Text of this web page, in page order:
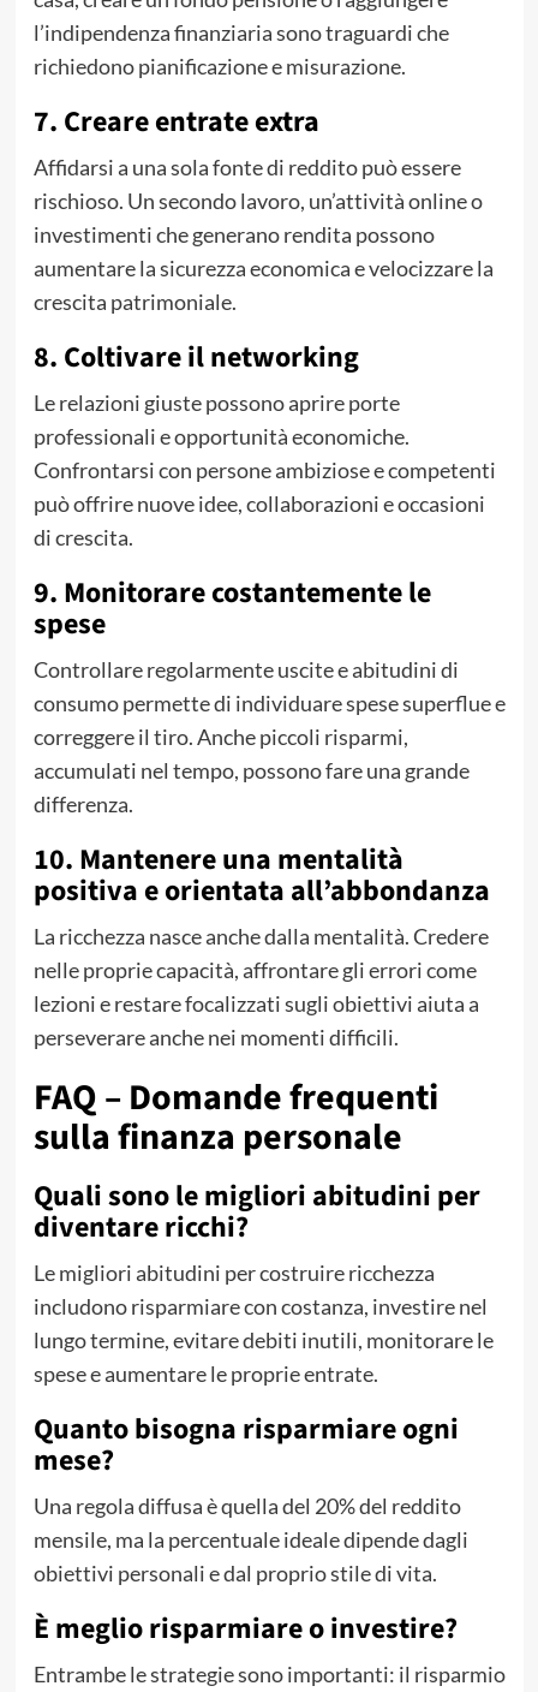
l’indipendenza finanziaria sono traguardi che
richiedono pianificazione e misurazione.
7. Creare entrate extra
Affidarsi a una sola fonte di reddito può essere
rischioso. Un secondo lavoro, un’attività online o
investimenti che generano rendita possono
aumentare la sicurezza economica e velocizzare la
crescita patrimoniale.
8. Coltivare il networking
Le relazioni giuste possono aprire porte
professionali e opportunità economiche.
Confrontarsi con persone ambiziose e competenti
può offrire nuove idee, collaborazioni e occasioni
di crescita.
9. Monitorare costantemente le
spese
Controllare regolarmente uscite e abitudini di
consumo permette di individuare spese superflue e
correggere il tiro. Anche piccoli risparmi,
accumulati nel tempo, possono fare una grande
differenza.
10. Mantenere una mentalità
positiva e orientata all’abbondanza
La ricchezza nasce anche dalla mentalità. Credere
nelle proprie capacità, affrontare gli errori come
lezioni e restare focalizzati sugli obiettivi aiuta a
perseverare anche nei momenti difficili.
FAQ – Domande frequenti
sulla finanza personale
Quali sono le migliori abitudini per
diventare ricchi?
Le migliori abitudini per costruire ricchezza
includono risparmiare con costanza, investire nel
lungo termine, evitare debiti inutili, monitorare le
spese e aumentare le proprie entrate.
Quanto bisogna risparmiare ogni
mese?
Una regola diffusa è quella del 20% del reddito
mensile, ma la percentuale ideale dipende dagli
obiettivi personali e dal proprio stile di vita.
È meglio risparmiare o investire?
Entrambe le strategie sono importanti: il risparmio